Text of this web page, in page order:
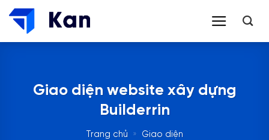
Bỏ
qua
nội
Giao diện website xây dựng
Builderrin
Trang chủ » Giao diện